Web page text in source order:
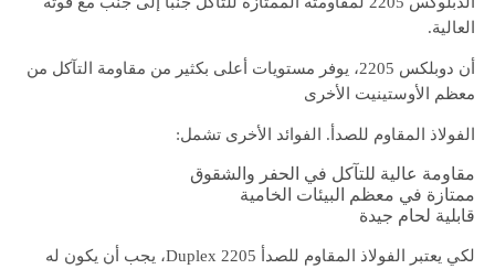
العالية.
أن دوبلكس 2205، يوفر مستويات أعلى بكثير من مقاومة التآكل من
معظم الأوستينيت الأخرى
الفولاذ المقاوم للصدأ. الفوائد الأخرى تشمل:
مقاومة عالية للتآكل في الحفر والشقوق
ممتازة في معظم البيئات الخامية
قابلية لحام جيدة
لكي يعتبر الفولاذ المقاوم للصدأ Duplex 2205، يجب أن يكون له